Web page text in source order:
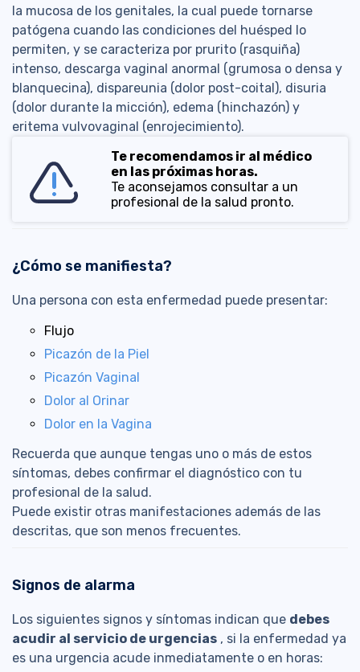
la mucosa de los genitales, la cual puede tornarse
patógena cuando las condiciones del huésped lo
permiten, y se caracteriza por prurito (rasquiña)
intenso, descarga vaginal anormal (grumosa o densa y
blanquecina), dispareunia (dolor post-coital), disuria
(dolor durante la micción), edema (hinchazón) y
eritema vulvovaginal (enrojecimiento).
Te recomendamos ir al médico
en las próximas horas.
Te aconsejamos consultar a un
profesional de la salud pronto.
¿Cómo se manifiesta?
Una persona con esta enfermedad puede presentar:
Flujo
Picazón de la Piel
Picazón Vaginal
Dolor al Orinar
Dolor en la Vagina
Recuerda que aunque tengas uno o más de estos
síntomas, debes confirmar el diagnóstico con tu
profesional de la salud.
Puede existir otras manifestaciones además de las
descritas, que son menos frecuentes.
Signos de alarma
Los siguientes signos y síntomas indican que debes
acudir al servicio de urgencias , si la enfermedad ya
es una urgencia acude inmediatamente o en horas: